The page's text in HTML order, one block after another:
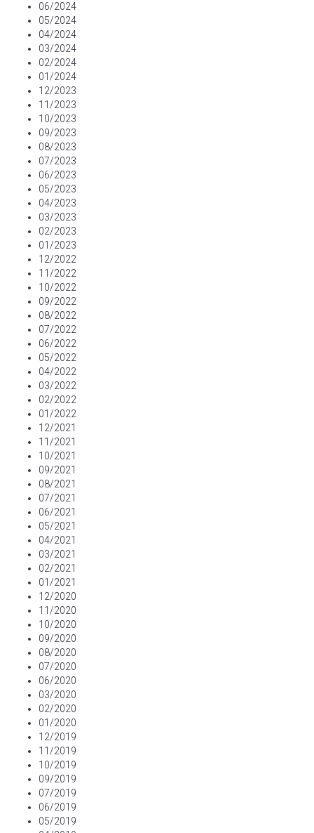
06/2024
05/2024
04/2024
03/2024
02/2024
01/2024
12/2023
11/2023
10/2023
09/2023
08/2023
07/2023
06/2023
05/2023
04/2023
03/2023
02/2023
01/2023
12/2022
11/2022
10/2022
09/2022
08/2022
07/2022
06/2022
05/2022
04/2022
03/2022
02/2022
01/2022
12/2021
11/2021
10/2021
09/2021
08/2021
07/2021
06/2021
05/2021
04/2021
03/2021
02/2021
01/2021
12/2020
11/2020
10/2020
09/2020
08/2020
07/2020
06/2020
03/2020
02/2020
01/2020
12/2019
11/2019
10/2019
09/2019
07/2019
06/2019
05/2019